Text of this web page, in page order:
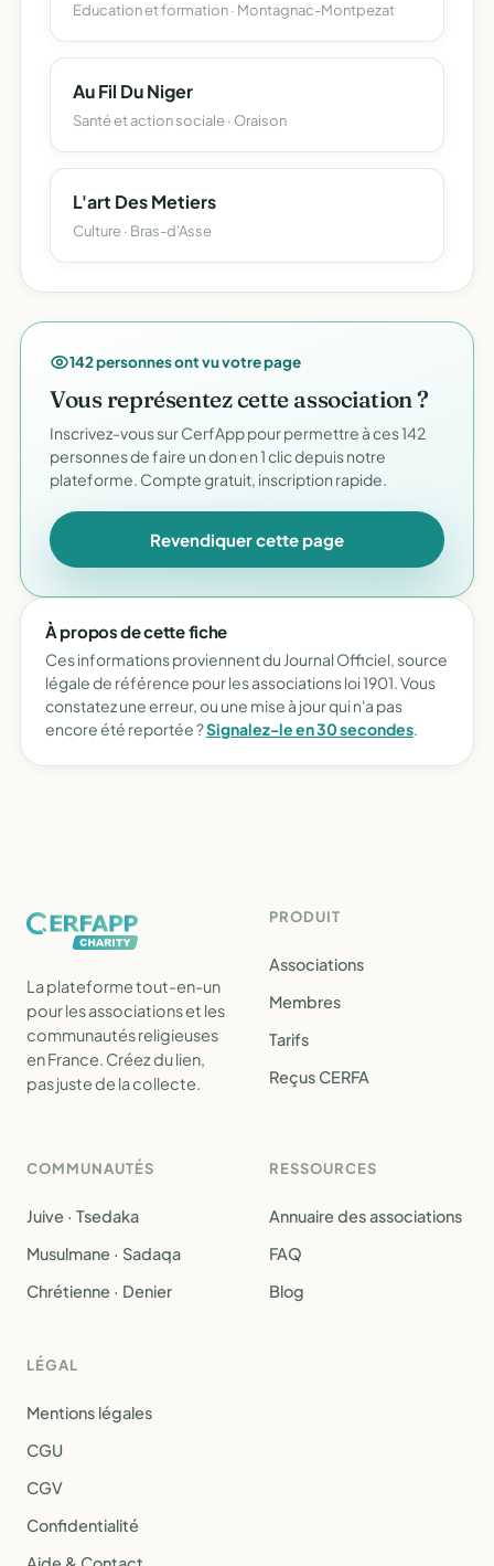
Education et formation · Montagnac-Montpezat
Au Fil Du Niger
Santé et action sociale · Oraison
L'art Des Metiers
Culture · Bras-d'Asse
142 personnes ont vu votre page
Vous représentez cette association ?
Inscrivez-vous sur CerfApp pour permettre à ces 142
personnes de faire un don en 1 clic depuis notre
plateforme. Compte gratuit, inscription rapide.
Revendiquer cette page
À propos de cette fiche
Ces informations proviennent du Journal Officiel, source
légale de référence pour les associations loi 1901. Vous
constatez une erreur, ou une mise à jour qui n'a pas
encore été reportée ?Signalez-le en 30 secondes.
La plateforme tout-en-un
pour les associations et les
communautés religieuses
en France. Créez du lien,
pas juste de la collecte.
PRODUIT
Associations
Membres
Tarifs
Reçus CERFA
COMMUNAUTÉS
Juive · Tsedaka
Musulmane · Sadaqa
Chrétienne · Denier
RESSOURCES
Annuaire des associations
FAQ
Blog
LÉGAL
Mentions légales
CGU
CGV
Confidentialité